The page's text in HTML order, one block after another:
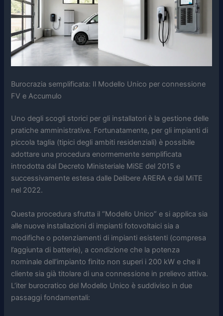
Burocrazia semplificata: Il Modello Unico per connessione
FV e Accumulo
Uno degli scogli storici per gli installatori è la gestione delle
pratiche amministrative. Fortunatamente, per gli impianti di
piccola taglia (tipici degli ambiti residenziali) è possibile
adottare una procedura enormemente semplificata
introdotta dal Decreto Ministeriale MiSE del 2015 e
successivamente estesa dalle Delibere ARERA e dal MiTE
nel 2022.
Questa procedura sfrutta il “Modello Unico” e si applica sia
alle nuove installazioni di impianti fotovoltaici sia a
modifiche o potenziamenti di impianti esistenti (compresa
l’aggiunta di batterie), a condizione che la potenza
nominale dell’impianto finito non superi i 200 kW e che il
cliente sia già titolare di una connessione in prelievo attiva.
L’iter burocratico del Modello Unico è suddiviso in due
passaggi fondamentali: